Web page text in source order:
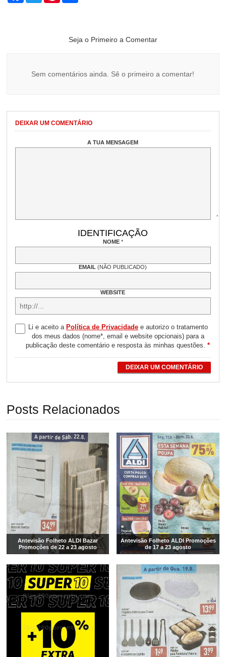
Seja o Primeiro a Comentar
Sem comentários ainda. Sê o primeiro a comentar!
DEIXAR UM COMENTÁRIO
A TUA MENSAGEM
IDENTIFICAÇÃO
NOME *
EMAIL(NÃO PUBLICADO)
WEBSITE
Li e aceito a Política de Privacidadee autorizo o tratamento
dos meus dados (nome*, email e website opcionais) para a
publicação deste comentário e resposta às minhas questões.*
DEIXAR UM COMENTÁRIO
Posts Relacionados
Antevisão Folheto ALDI Bazar
Promoções de 22 a 23 agosto
Antevisão Folheto ALDI Promoções
de 17 a 23 agosto